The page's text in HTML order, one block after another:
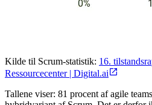
Kilde til Scrum-statistik: 16.
Ressourcecenter | Digital.ai
Tallene viser: 81 procent af agile